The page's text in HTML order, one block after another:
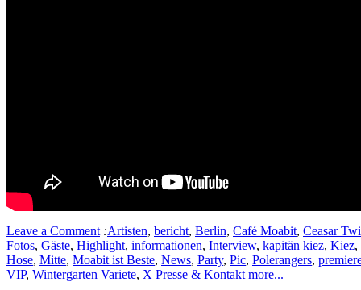
Leave a Comment :Artisten, bericht, Berlin, Café Moabit, Ceasar
Fotos, Gäste, Highlight, informationen, Interview, kapitän kiez, Kiez,
Hose, Mitte, Moabit ist Beste, News, Party, Pic, Polerangers,
VIP, Wintergarten Variete, X Presse & Kontakt more...